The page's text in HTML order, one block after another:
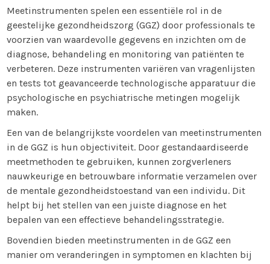
Meetinstrumenten spelen een essentiële rol in de
geestelijke gezondheidszorg (GGZ) door professionals te
voorzien van waardevolle gegevens en inzichten om de
diagnose, behandeling en monitoring van patiënten te
verbeteren. Deze instrumenten variëren van vragenlijsten
en tests tot geavanceerde technologische apparatuur die
psychologische en psychiatrische metingen mogelijk
maken.
Een van de belangrijkste voordelen van meetinstrumenten
in de GGZ is hun objectiviteit. Door gestandaardiseerde
meetmethoden te gebruiken, kunnen zorgverleners
nauwkeurige en betrouwbare informatie verzamelen over
de mentale gezondheidstoestand van een individu. Dit
helpt bij het stellen van een juiste diagnose en het
bepalen van een effectieve behandelingsstrategie.
Bovendien bieden meetinstrumenten in de GGZ een
manier om veranderingen in symptomen en klachten bij